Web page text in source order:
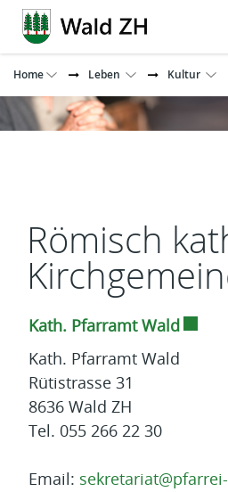
Kopfzeile
Home Leben Kultur
Inhalt
Römisch
Kath. Pfarramt Wald
Kath. Pfarramt Wald
Rütistrasse 31
8636 Wald ZH
Tel. 055 266 22 30
Email: